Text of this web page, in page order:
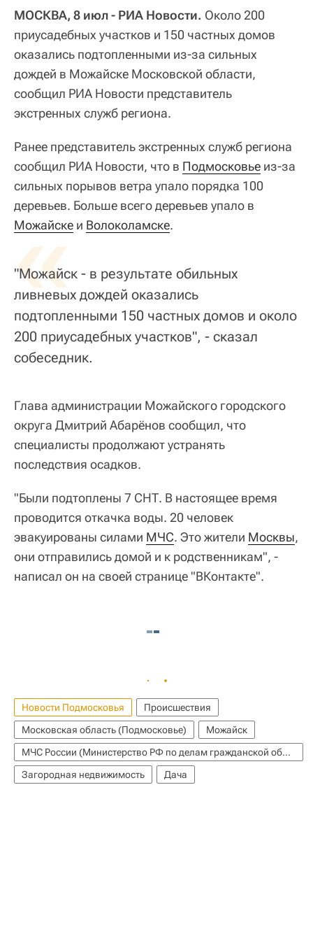
МОСКВА, 8 июл - РИА Новости. Около 200
приусадебных участков и 150 частных домов
оказались подтопленными из-за сильных
дождей в Можайске Московской области,
сообщил РИА Новости представитель
экстренных служб региона.
Ранее представитель экстренных служб региона
сообщил РИА Новости, что в Подмосковье из-за
сильных порывов ветра упало порядка 100
деревьев. Больше всего деревьев упало в
Можайске и Волоколамске.
«
"Можайск - в результате обильных
ливневых дождей оказались
подтопленными 150 частных домов и около
200 приусадебных участков", - сказал
собеседник.
Глава администрации Можайского городского
округа Дмитрий Абарёнов сообщил, что
специалисты продолжают устранять
последствия осадков.
"Были подтоплены 7 СНТ. В настоящее время
проводится откачка воды. 20 человек
эвакуированы силами МЧС. Это жители Москвы,
они отправились домой и к родственникам", -
написал он на своей странице "ВКонтакте".
Новости Подмосковья
Происшествия
Московская область (Подмосковье)
Можайск
МЧС России (Министерство РФ по делам гражданской обороны, чрезвычайным ситуациям и ликвидации последствий стихийных бедствий)
Загородная недвижимость
Дача